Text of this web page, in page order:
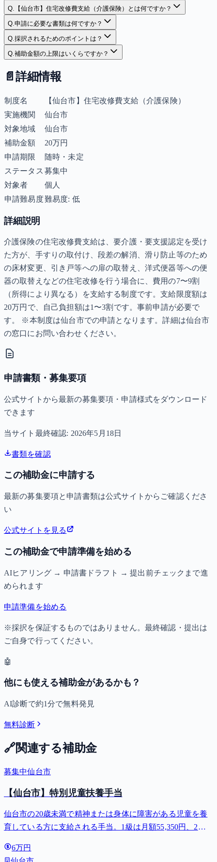
Q. 【仙台市】住宅改修費支給（介護保険）とは何ですか？
Q.申請に必要な書類は何ですか？
Q.採択されるためのポイントは？
Q.補助金額の上限はいくらですか？
📄 詳細情報
制度名
【仙台市】住宅改修費支給（介護保険）
実施機関
仙台市
対象地域
仙台市
補助金額
20万円
申請期限
随時・未定
ステータス 募集中
対象者
個人
申請難易度難易度: 低
詳細説明
介護保険の住宅改修費支給は、要介護・要支援認定を受け
た方が、手すりの取付け、段差の解消、滑り防止等のため
の床材変更、引き戸等への扉の取替え、洋式便器等への便
器の取替えなどの住宅改修を行う場合に、費用の7〜9割
（所得により異なる）を支給する制度です。支給限度額は
20万円で、自己負担額は1〜3割です。事前申請が必要で
す。 ※本制度は仙台市での申請となります。詳細は仙台市
の窓口にお問い合わせください。
申請書類・募集要項
公式サイトから最新の募集要項・申請様式をダウンロード
できます
当サイト最終確認: 2026年5月18日
書類を確認
この補助金に申請する
最新の募集要項と申請書類は公式サイトからご確認くださ
い
公式サイトを見る
この補助金で申請準備を始める
AIヒアリング → 申請書ドラフト → 提出前チェックまで進
められます
申請準備を始める
※採択を保証するものではありません。最終確認・提出は
ご自身で行ってください。
🤖
他にも使える補助金があるかも？
AI診断で約1分で無料発見
無料診断
🔗関連する補助金
募集中仙台市
【仙台市】特別児童扶養手当
仙台市の20歳未満で精神または身体に障害がある児童を養
育している方に支給される手当。1級は月額55,350円、2級
6万円